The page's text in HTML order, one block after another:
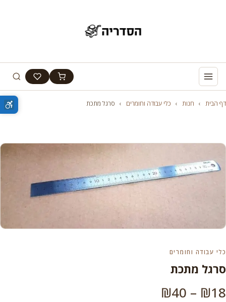
דף הבית › חנות › כלי עבודה וחומרים › סרגל מתכת
כלי עבודה וחומרים
סרגל מתכת
₪18
–
₪40